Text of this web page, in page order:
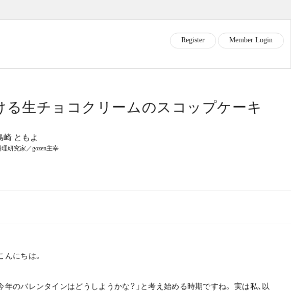
Register Member Login
る生チョコクリームのスコップケーキ
崎 ともよ
理研究家／gozen主宰
んにちは。
年のバレンタインはどうしようかな？」と考え始める時期ですね。 実は私、以